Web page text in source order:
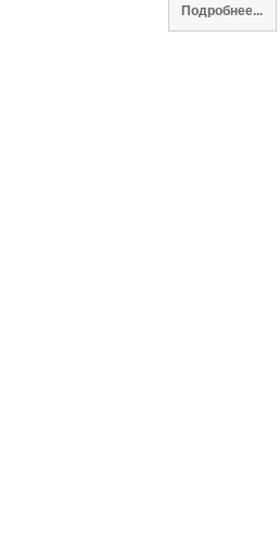
Подробнее...